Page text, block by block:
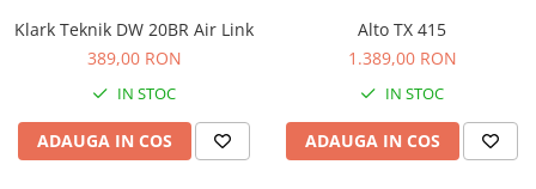
Instrumente Muzicale
Chitare si bass
Claviaturi
Instrumente cu arcus
Instrumente de percutie
Klark Teknik DW 20BR Air Link
389,00 RON
IN STOC
ADAUGA IN COS
Alto TX 415
1.389,00 RON
IN STOC
ADAUGA IN COS